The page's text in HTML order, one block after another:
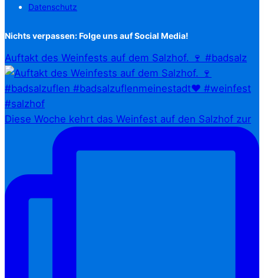
Datenschutz
Nichts verpassen: Folge uns auf Social Media!
Auftakt des Weinfests auf dem Salzhof. 🍷 #badsalz
Diese Woche kehrt das Weinfest auf den Salzhof zur